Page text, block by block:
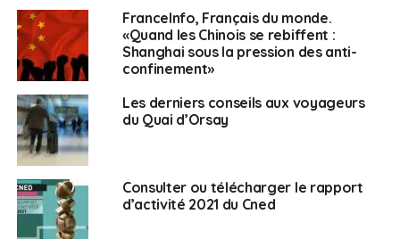
A SUIVRE
Trois mois passés dans un aéroport pour fuir la
pandémie
NE RATEZ PAS
Les derniers conseils aux voyageurs du Quai
d’Orsay
Philippe Duport
FranceInfo, Français du monde.
«Quand les Chinois se rebiffent :
Shanghai sous la pression des anti-
confinement»
Les derniers conseils aux voyageurs
du Quai d’Orsay
Consulter ou télécharger le rapport
d’activité 2021 du Cned